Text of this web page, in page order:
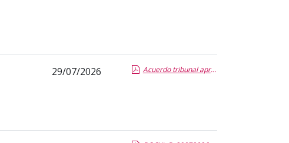
29/07/2026 Acuerdo tribunal aprobados segundo ejercicio.report.pdf.pdf